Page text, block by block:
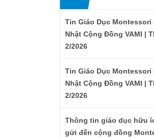
Tin Giáo Dục Montessori
Nhật Cộng Đồng VAMI |
2/2026
Tin Giáo Dục Montessori
Nhật Cộng Đồng VAMI |
2/2026
Thông tin giáo dục hữu
gửi đến cộng đồng